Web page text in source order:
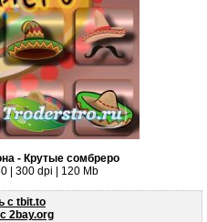
- Крутые сомбреро
| 300 dpi | 120 Mb
с tbit.to
2bay.org